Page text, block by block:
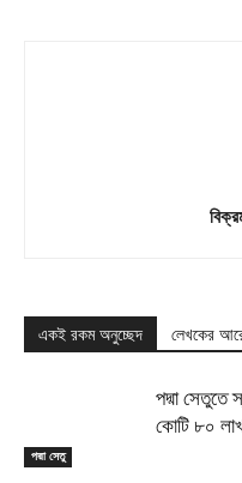
একই রকম অনুচ্ছেদ লেখকের
পদ্মা সেতু
পদ্মা সেতুতে
কোটি ৮০